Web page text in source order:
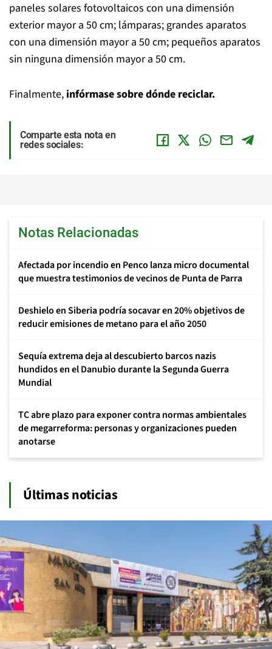
paneles solares fotovoltaicos con una dimensión
exterior mayor a 50 cm; lámparas; grandes aparatos
con una dimensión mayor a 50 cm; pequeños aparatos
sin ninguna dimensión mayor a 50 cm.
Finalmente, infórmase sobre dónde reciclar.
Comparte esta nota en
redes sociales:
Notas Relacionadas
Afectada por incendio en Penco lanza micro documental
que muestra testimonios de vecinos de Punta de Parra
Deshielo en Siberia podría socavar en 20% objetivos de
reducir emisiones de metano para el año 2050
Sequía extrema deja al descubierto barcos nazis
hundidos en el Danubio durante la Segunda Guerra
Mundial
TC abre plazo para exponer contra normas ambientales
de megarreforma: personas y organizaciones pueden
anotarse
Últimas noticias